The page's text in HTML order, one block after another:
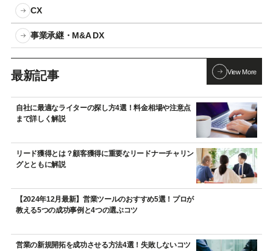
CX
事業承継・M&A DX
最新記事 View More
自社に最適なライターの探し方4選！料金相場や注意点
まで詳しく解説
リード獲得とは？顧客獲得に重要なリードナーチャリン
グとともに解説
【2024年12月最新】営業ツールのおすすめ5選！プロが
教える5つの成功事例と4つの選ぶコツ
営業の新規開拓を成功させる方法4選！失敗しないコツ